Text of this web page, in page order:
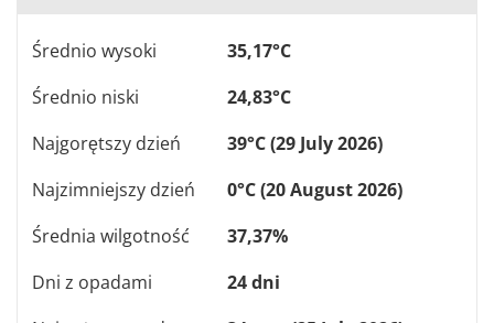
Średnio wysoki
35,17°C
Średnio niski
24,83°C
Najgorętszy dzień
39°C (29 July 2026)
Najzimniejszy dzień
0°C (20 August 2026)
Średnia wilgotność
37,37%
Dni z opadami
24 dni